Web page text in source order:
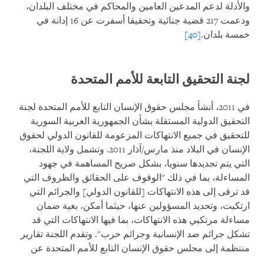
والأدلة لدعم المدعين العامين والمحاكم في مختلف البلدان،
ودعمت 217 قضية جنائية وتحقيقا أسفرت عن 16 إدانة في
خمسة بلدان.[40]
لجنة التحقيق التابعة للأمم المتحدة
في 2011، أنشأ مجلس حقوق الإنسان التابع للأمم المتحدة لجنة
التحقيق الدولية المستقلة بشأن الجمهورية العربية السورية
للتحقيق في جميع الانتهاكات المزعومة للقانون الدولي لحقوق
الإنسان في البلاد منذ مارس/آذار 2011. وتشمل ولاية اللجنة،
التي يتم تجديدها سنويا، بشكل صريح المساهمة في جهود
المساءلة، بما في ذلك "الوقوف على الحقائق والظروف التي
قد ترقى إلى هذه الانتهاكات [للقانون الدولي] والجرائم التي
ارتكبت، وتحديد المسؤولين عنها، حيثما أمكن، بغية ضمان
مساءلة مرتكبي هذه الانتهاكات، بما فيها الانتهاكات التي قد
تشكل جرائم ضد الإنسانية وجرائم حرب". وتقدم اللجنة تقارير
منتظمة إلى مجلس حقوق الإنسان التابع للأمم المتحدة عن